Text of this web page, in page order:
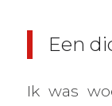
Een
Ik was